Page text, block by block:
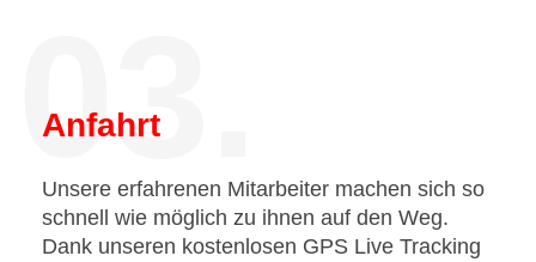
03.
Anfahrt
Unsere erfahrenen Mitarbeiter machen sich so
schnell wie möglich zu ihnen auf den Weg.
Dank unseren kostenlosen GPS Live Tracking